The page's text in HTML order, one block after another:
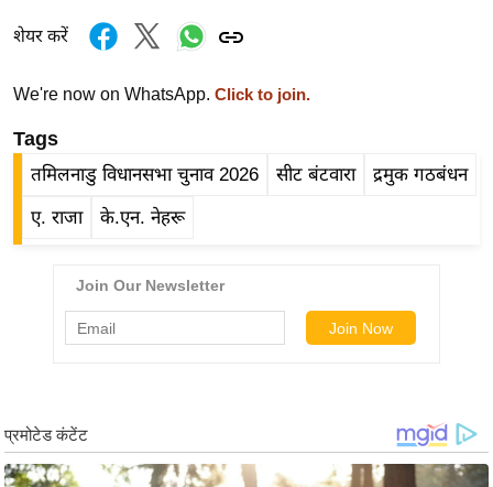
व
न्यू
ज
फ
म
त
बॉ
शेयर करें
We're now on WhatsApp. Click to join.
Tags
तमिलनाडु विधानसभा चुनाव 2026 सीट बंटवारा द्रमुक गठबंधन
ए. राजा के.एन. नेहरू